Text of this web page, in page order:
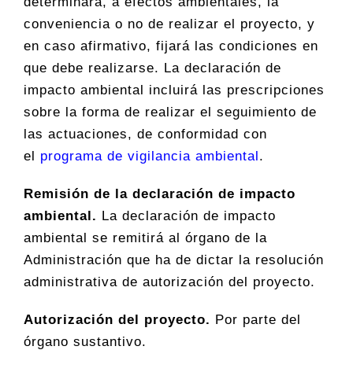
conveniencia o no de realizar el proyecto, y
en caso afirmativo, fijará las condiciones en
que debe realizarse. La declaración de
impacto ambiental incluirá las prescripciones
sobre la forma de realizar el seguimiento de
las actuaciones, de conformidad con
el programa de vigilancia ambiental.
Remisión de la declaración de impacto
ambiental. La declaración de impacto
ambiental se remitirá al órgano de la
Administración que ha de dictar la resolución
administrativa de autorización del proyecto.
Autorización del proyecto. Por parte del
órgano sustantivo.